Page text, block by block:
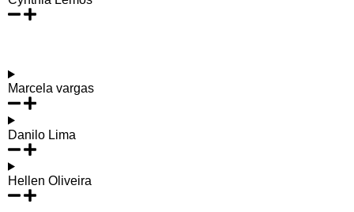
Marcela vargas
Danilo Lima
Hellen Oliveira